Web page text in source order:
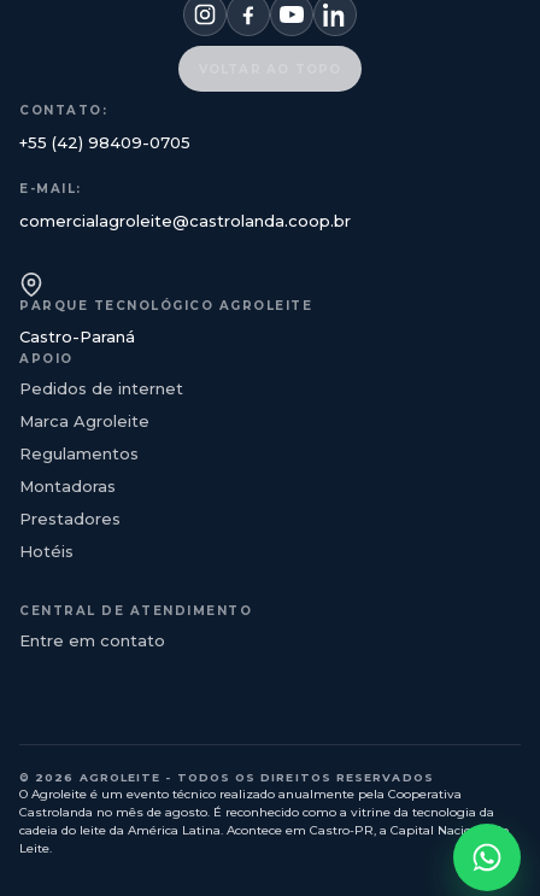
CONTATO:
+55 (42) 98409-0705
E-MAIL:
comercialagroleite@castrolanda.coop.br
PARQUE TECNOLÓGICO AGROLEITE
Castro-Paraná
APOIO
Pedidos de internet
Marca Agroleite
Regulamentos
Montadoras
Prestadores
Hotéis
CENTRAL DE ATENDIMENTO
Entre em contato
© 2026 AGROLEITE - TODOS OS DIREITOS RESERVADOS
O Agroleite é um evento técnico realizado anualmente pela Cooperativa
Castrolanda no mês de agosto. É reconhecido como a vitrine da tecnologia da
cadeia do leite da América Latina. Acontece em Castro-PR, a Capital Nacional do
Leite.